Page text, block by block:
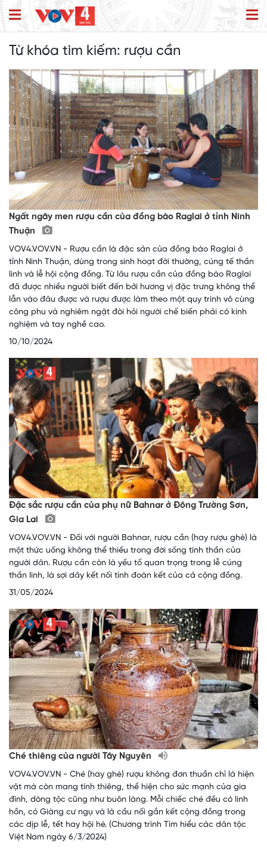
Từ khóa tìm kiếm: rượu cần
Ngất ngây men rượu cần của đồng bào Raglai ở tỉnh Ninh
Thuận
VOV4.VOV.VN - Rượu cần là đặc sản của đồng bào Raglai ở
tỉnh Ninh Thuận, dùng trong sinh hoạt đời thường, cúng tế thần
linh và lễ hội cộng đồng. Từ lâu rượu cần của đồng bào Raglai
đã được nhiều người biết đến bởi hương vị đặc trưng không thể
lẫn vào đâu được và rượu được làm theo một quy trình vô cùng
công phu và nghiêm ngặt đòi hỏi người chế biến phải có kinh
nghiệm và tay nghề cao.
10/10/2024
Đặc sắc rượu cần của phụ nữ Bahnar ở Đông Trường Sơn,
Gia Lai
VOV4.VOV.VN - Đối với người Bahnar, rượu cần (hay rượu ghè) là
một thức uống không thể thiếu trong đời sống tinh thần của
người dân. Rượu cần còn là yếu tố quan trọng trong lễ cúng
thần linh, là sợi dây kết nối tình đoàn kết của cả cộng đồng.
31/05/2024
Ché thiêng của người Tây Nguyên
VOV4.VOV.VN - Ché (hay ghè) rượu không đơn thuần chỉ là hiện
vật mà còn mang tính thiêng, thể hiện cho sức mạnh của gia
đình, dòng tộc cũng như buôn làng. Mỗi chiếc ché đều có linh
hồn, có Giàng cư ngụ và là cầu nối gắn kết cộng đồng trong
các dịp lễ, tết hay hội hè. (Chương trình Tìm hiểu các dân tộc
Việt Nam ngày 6/3/2024)